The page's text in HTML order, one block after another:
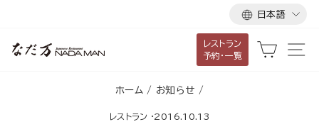
言
語
日本語
レストラン
予約・一覧
カート
ホーム / お知らせ /
レストラン ·2016.10.13